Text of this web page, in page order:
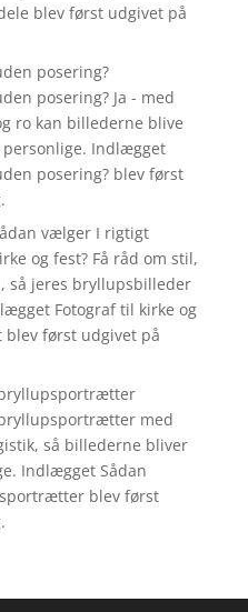
blev først udgivet på
posering?
posering? Ja - med
ro kan billederne blive
Indlægget
posering? blev først
vælger I rigtigt
og fest? Få råd om stil,
så jeres bryllupsbilleder
Fotograf til kirke og
først udgivet på
med
så billederne bliver
Indlægget Sådan
blev først